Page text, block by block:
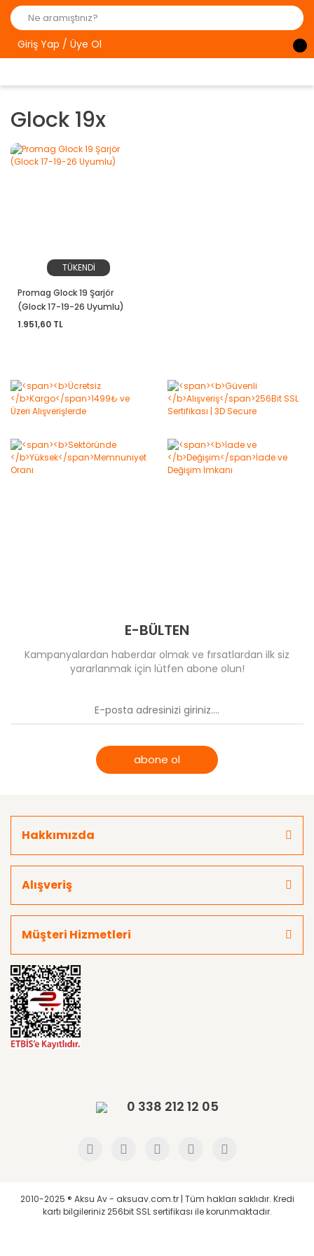
Giriş Yap / Üye Ol
Glock 19x
TÜKENDİ
Promag Glock 19 Şarjör
(Glock 17-19-26 Uyumlu)
1.951,60 TL
E-BÜLTEN
Kampanyalardan haberdar olmak ve fırsatlardan ilk siz
yararlanmak için lütfen abone olun!
abone ol
Hakkımızda
Alışveriş
Müşteri Hizmetleri
0 338 212 12 05
2010-2025 ® Aksu Av - aksuav.com.tr | Tüm hakları saklıdır. Kredi
kartı bilgileriniz 256bit SSL sertifikası ile korunmaktadır.